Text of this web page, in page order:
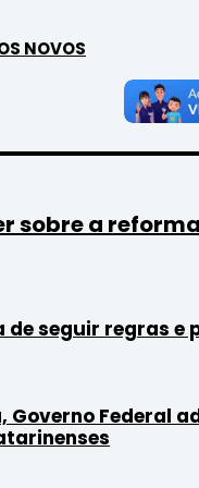
NOVOS
sobre a
de seguir regras e
Federal